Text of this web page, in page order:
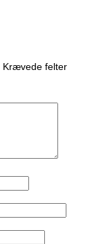
Krævede felter